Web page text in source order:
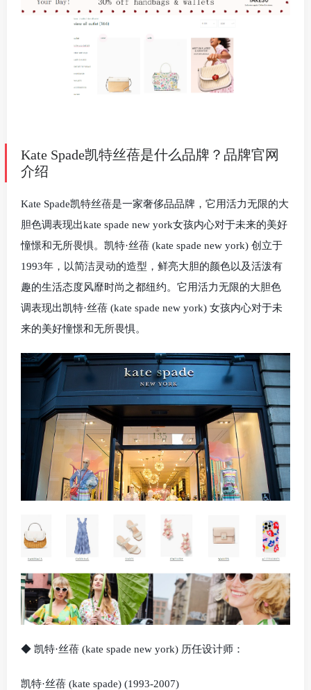
Kate Spade凯特丝蓓是什么品牌？品牌官网
介绍
Kate Spade凯特丝蓓是一家奢侈品品牌，它用活力无限的大
胆色调表现出kate spade new york女孩内心对于未来的美好
憧憬和无所畏惧。凯特·丝蓓 (kate spade new york) 创立于
1993年，以简洁灵动的造型，鲜亮大胆的颜色以及活泼有
趣的生活态度风靡时尚之都纽约。它用活力无限的大胆色
调表现出凯特·丝蓓 (kate spade new york) 女孩内心对于未
来的美好憧憬和无所畏惧。
◆ 凯特·丝蓓 (kate spade new york) 历任设计师：
凯特·丝蓓 (kate spade) (1993-2007)